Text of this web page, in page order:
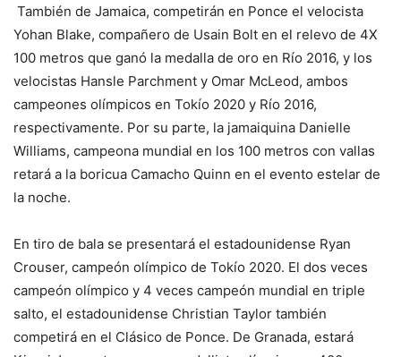
También de Jamaica, competirán en Ponce el velocista
Yohan Blake, compañero de Usain Bolt en el relevo de 4X
100 metros que ganó la medalla de oro en Río 2016, y los
velocistas Hansle Parchment y Omar McLeod, ambos
campeones olímpicos en Tokío 2020 y Río 2016,
respectivamente. Por su parte, la jamaiquina Danielle
Williams, campeona mundial en los 100 metros con vallas
retará a la boricua Camacho Quinn en el evento estelar de
la noche.
En tiro de bala se presentará el estadounidense Ryan
Crouser, campeón olímpico de Tokío 2020. El dos veces
campeón olímpico y 4 veces campeón mundial en triple
salto, el estadounidense Christian Taylor también
competirá en el Clásico de Ponce. De Granada, estará